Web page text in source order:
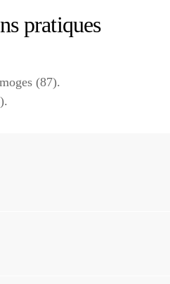
pratiques
(87).